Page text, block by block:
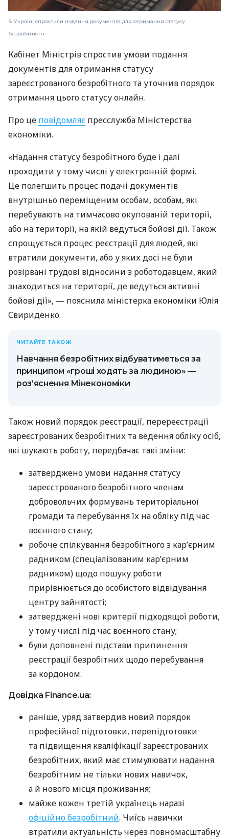
В Україні спростили подання документів для отримання статусу
безробітного
Кабінет Міністрів спростив умови подання
документів для отримання статусу
зареєстрованого безробітного та уточнив порядок
отримання цього статусу онлайн.
Про це повідомляє пресслужба Міністерства
економіки.
«Надання статусу безробітного буде і далі
проходити у тому числі у електронній формі.
Це полегшить процес подачі документів
внутрішньо переміщеним особам, особам, які
перебувають на тимчасово окупованій території,
або на території, на якій ведуться бойові дії. Також
спрощується процес реєстрації для людей, які
втратили документи, або у яких досі не були
розірвані трудові відносини з роботодавцем, який
знаходиться на території, де ведуться активні
бойові дії», — пояснила міністерка економіки Юлія
Свириденко.
ЧИТАЙТЕ ТАКОЖ
Навчання безробітних відбуватиметься за
принципом «гроші ходять за людиною» —
роз’яснення Мінекономіки
Також новий порядок реєстрації, перереєстрації
зареєстрованих безробітних та ведення обліку осіб,
які шукають роботу, передбачає такі зміни:
затверджено умови надання статусу
зареєстрованого безробітного членам
добровольчих формувань територіальної
громади та перебування їх на обліку під час
воєнного стану;
робоче спілкування безробітного з кар’єрним
радником (спеціалізованим кар’єрним
радником) щодо пошуку роботи
прирівнюється до особистого відвідування
центру зайнятості;
затверджені нові критерії підходящої роботи,
у тому числі під час воєнного стану;
були доповнені підстави припинення
реєстрації безробітних щодо перебування
за кордоном.
Довідка Finance.ua:
раніше, уряд затвердив новий порядок
професійної підготовки, перепідготовки
та підвищення кваліфікації зареєстрованих
безробітних, який має стимулювати надання
безробітним не тільки нових навичок,
а й нового місця проживання;
майже кожен третій українець наразі
офіційно безробітний. Чиїсь навички
втратили актуальність через повномасштабну